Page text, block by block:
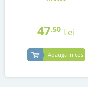
47,50 Lei
Adauga in cos